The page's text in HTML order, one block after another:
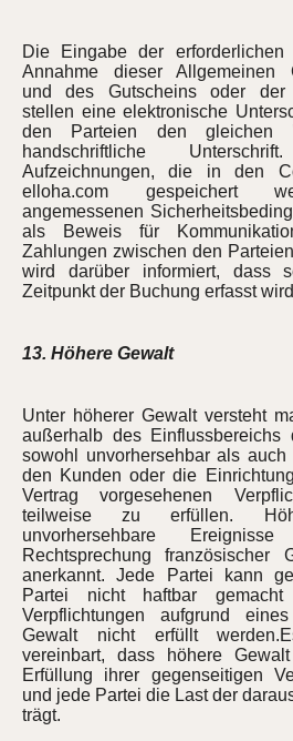
Die Eingabe der
Annahme dieser Allgemeinen
und des Gutscheins oder der
stellen eine elektronische
den Parteien den
handschriftliche
Aufzeichnungen, die in den
elloha.com gespeichert
angemessenen
als Beweis für
Zahlungen zwischen den
wird darüber informiert, dass
Zeitpunkt der Buchung erfasst
13. Höhere Gewalt
Unter höherer Gewalt versteht
außerhalb des Einflussbereichs
sowohl unvorhersehbar als
den Kunden oder die
Vertrag vorgesehenen
teilweise zu erfüllen.
unvorhersehbare
Rechtsprechung französischer
anerkannt. Jede Partei kann
Partei nicht haftbar
Verpflichtungen aufgrund
Gewalt nicht erfüllt
vereinbart, dass höhere
Erfüllung ihrer gegenseitigen
und jede Partei die Last der
trägt.